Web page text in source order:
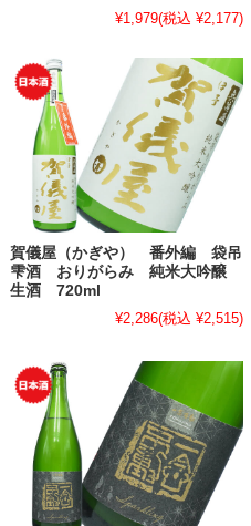
¥1,979(税込 ¥2,177)
賀儀屋（かぎや） 番外編 袋吊
雫酒 おりがらみ 純米大吟醸
生酒 720ml
¥2,286(税込 ¥2,515)